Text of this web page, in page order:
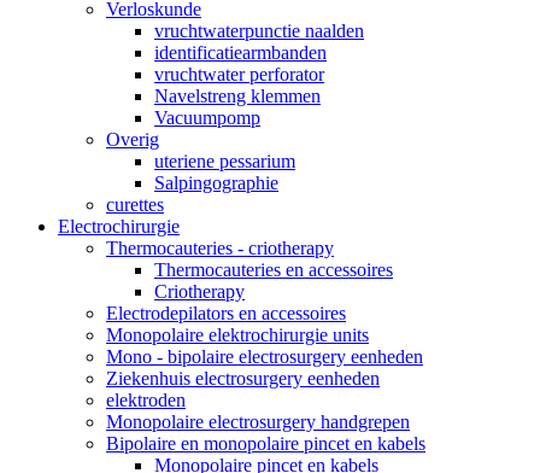
Verloskunde
vruchtwaterpunctie naalden
identificatiearmbanden
vruchtwater perforator
Navelstreng klemmen
Vacuumpomp
Overig
uteriene pessarium
Salpingographie
curettes
Electrochirurgie
Thermocauteries - criotherapy
Thermocauteries en accessoires
Criotherapy
Electrodepilators en accessoires
Monopolaire elektrochirurgie units
Mono - bipolaire electrosurgery eenheden
Ziekenhuis electrosurgery eenheden
elektroden
Monopolaire electrosurgery handgrepen
Bipolaire en monopolaire pincet en kabels
Monopolaire pincet en kabels